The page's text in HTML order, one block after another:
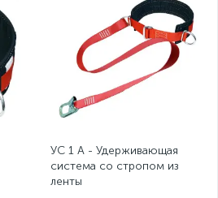
УС 1 А - Удерживающая
система со стропом из
ленты